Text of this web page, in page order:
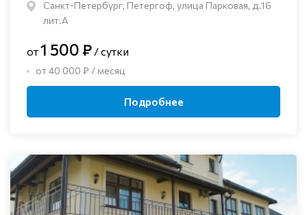
Санкт-Петербург, Петергоф, улица Парковая, д.16
лит.А
от1 500 ₽ / сутки
от 40 000 ₽ / месяц
Подробнее